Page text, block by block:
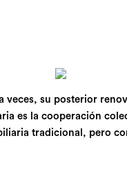
veces, su posterior
es la cooperación
tradicional, pero